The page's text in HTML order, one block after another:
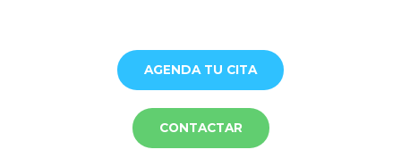
AGENDA TU CITA
CONTACTAR